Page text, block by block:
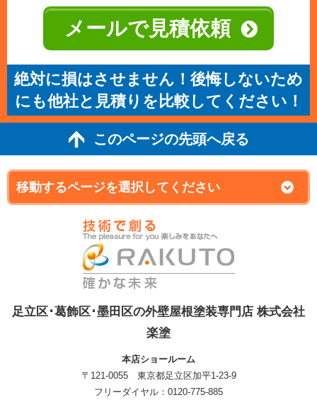
メールで見積依頼
絶対に損はさせません！後悔しないため
にも他社と見積りを比較してください！
このページの先頭へ戻る
足立区･葛飾区･墨田区の外壁屋根塗装専門店 株式会社
楽塗
本店ショールーム
〒121-0055 東京都足立区加平1-23-9
フリーダイヤル：0120-775-885